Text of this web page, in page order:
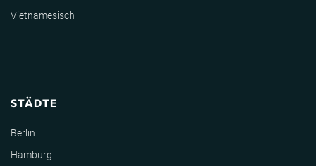
Vietnamesisch
STÄDTE
Berlin
Hamburg